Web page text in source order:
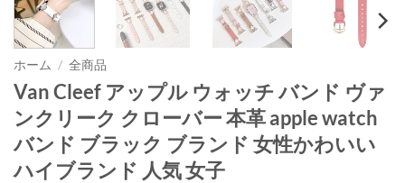
ホーム / 全商品
Van Cleef アップル ウォッチ バンド ヴァ
ンクリーク クローバー 本革 apple watch
バンド ブラック ブランド 女性かわいい
ハイブランド 人気 女子